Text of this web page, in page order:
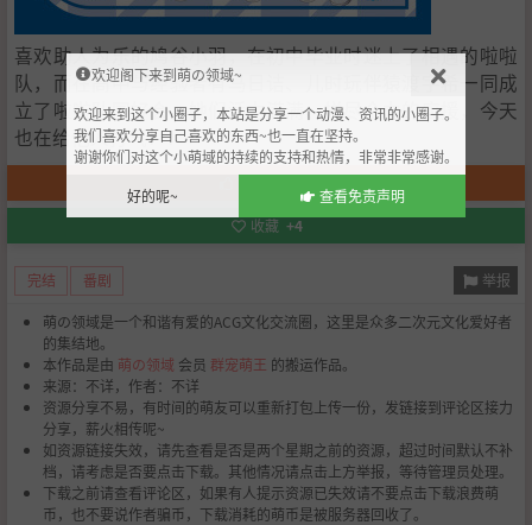
喜欢助人为乐的鸠谷小羽，在初中毕业时迷上了相遇的啦啦
队，而在高中与经验者有马日诘、儿时玩伴猿渡宇希一同成
立了啦啦队同好会。她们活力满满、拼尽全力的应援，今天
也在给他人打气！！
收藏 +4
完结 番剧 举报
萌の领域是一个和谐有爱的ACG文化交流圈，这里是众多二次元文化爱好者
的集结地。
本作品是由 萌の领域 会员 群宠萌王 的搬运作品。
来源：不详，作者：不详
资源分享不易，有时间的萌友可以重新打包上传一份，发链接到评论区接力
分享，薪火相传呢~
如资源链接失效，请先查看是否是两个星期之前的资源，超过时间默认不补
档，请考虑是否要点击下载。其他情况请点击上方举报，等待管理员处理。
下载之前请查看评论区，如果有人提示资源已失效请不要点击下载浪费萌
币，也不要说作者骗币，下载消耗的萌币是被服务器回收了。
欢迎阁下来到萌の领域~
欢迎来到这个小圈子，本站是分享一个动漫、资讯的小圈子。
我们喜欢分享自己喜欢的东西~也一直在坚持。
谢谢你们对这个小萌域的持续的支持和热情，非常非常感谢。
好的呢~
查看免责声明